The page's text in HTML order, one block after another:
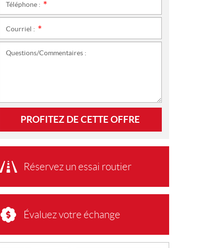
Téléphone :
Courriel :
Questions/Commentaires :
PROFITEZ DE CETTE OFFRE
Réservez un essai routier
Évaluez votre échange